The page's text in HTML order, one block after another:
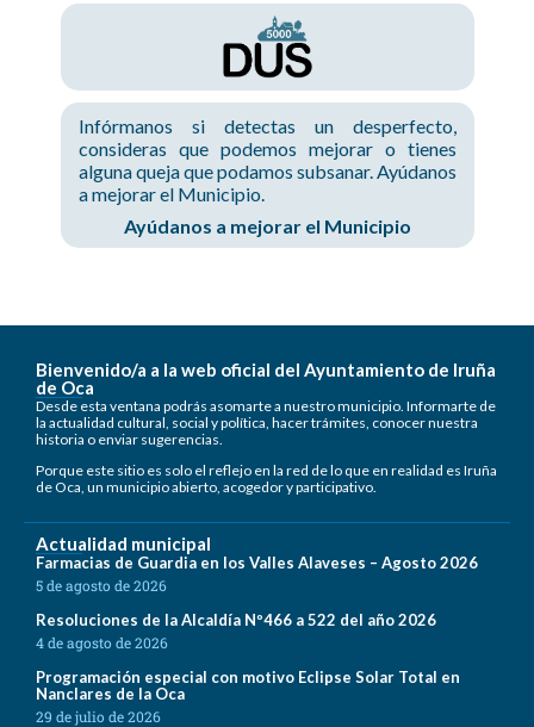
Infórmanos si detectas un desperfecto,
consideras que podemos mejorar o tienes
alguna queja que podamos subsanar. Ayúdanos
a mejorar el Municipio.
Ayúdanos a mejorar el Municipio
Bienvenido/a a la web oficial del Ayuntamiento de Iruña
de Oca
Desde esta ventana podrás asomarte a nuestro municipio. Informarte de
la actualidad cultural, social y política, hacer trámites, conocer nuestra
historia o enviar sugerencias.
Porque este sitio es solo el reflejo en la red de lo que en realidad es Iruña
de Oca, un municipio abierto, acogedor y participativo.
Actualidad municipal
Farmacias de Guardia en los Valles Alaveses – Agosto 2026
5 de agosto de 2026
Resoluciones de la Alcaldía Nº466 a 522 del año 2026
4 de agosto de 2026
Programación especial con motivo Eclipse Solar Total en
Nanclares de la Oca
29 de julio de 2026